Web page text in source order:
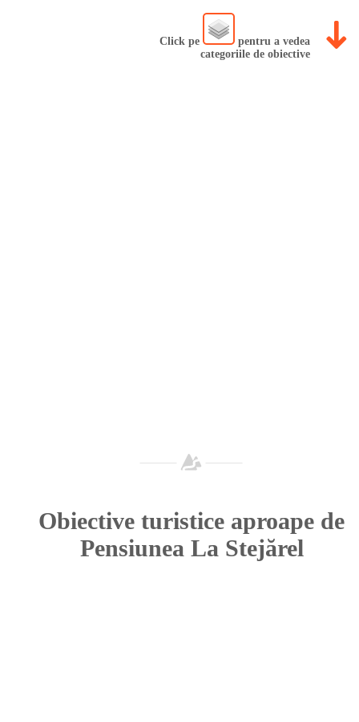
Click pe
pentru a vedea
categoriile de obiective
Obiective turistice aproape de
Pensiunea La Stejărel